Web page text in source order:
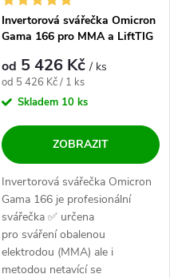
Invertorová svářečka Omicron
Gama 166 pro MMA a LiftTIG
od 5 426 Kč/ ks
Měrná cena:
od 5 426 Kč / 1 ks
Skladem 10 ks
ZOBRAZIT
Invertorová svářečka Omicron
Gama 166 je profesionální
svářečka ✅ určena
pro sváření obalenou
elektrodou (MMA) ale i
metodou netavící se